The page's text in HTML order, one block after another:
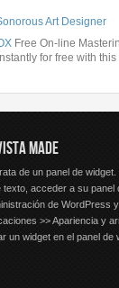
Art Designer
Free On-line
for free with this
MADE
de un panel de
texto, acceder a su panel
de WordPress
>> Apariencia y
un widget en el panel de